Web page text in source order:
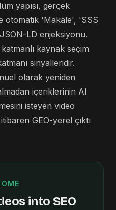
yapısı, gerçek
otomatik 'Makale', 'SSS
LD enjeksiyonu.
kaynak seçim
sinyalleridir.
olarak yeniden
içeriklerinin AI
isteyen video
GEO-yerel çıktı
into SEO